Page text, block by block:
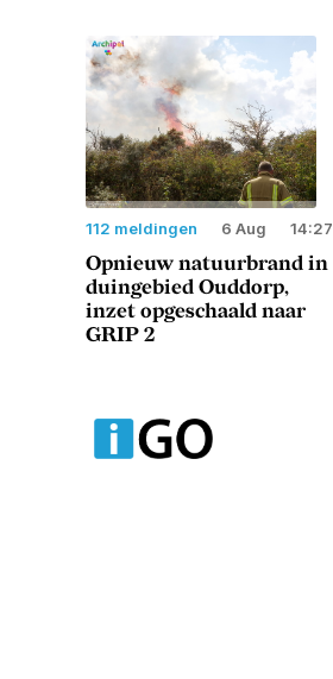
112 meldingen 6 Aug 14:27
Opnieuw natuurbrand in
duingebied Ouddorp,
inzet opgeschaald naar
GRIP 2